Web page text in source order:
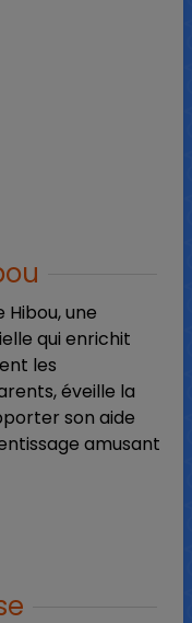
une
qui enrichit
les
éveille la
son aide
amusant